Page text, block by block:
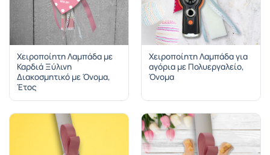
Χειροποίητη Λαμπάδα με
Καρδιά Ξύλινη
Διακοσμητικό με Όνομα,
Έτος
Χειροποίητη Λαμπάδα για
αγόρια με Πολυεργαλείο,
Όνομα